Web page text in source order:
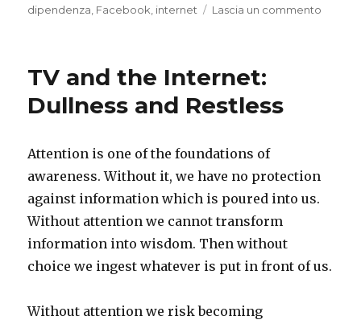
il
dipendenza Facebook internet Lascia un commento
TV and the Internet:
Dullness and Restless
Attention is one of the foundations of
awareness. Without it, we have no protection
against information which is poured into us.
Without attention we cannot transform
information into wisdom. Then without
choice we ingest whatever is put in front of us.
Without attention we risk becoming